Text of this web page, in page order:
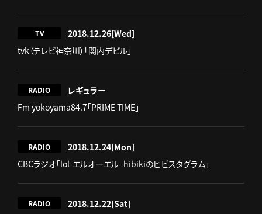
TV 2018.12.26[Wed]
tvk（テレビ神奈川）「関内デビル」
RADIO
レギュラー
Fm yokoyama84.7「PRIME TIME」
RADIO 2018.12.24[Mon]
CBCラジオ「lol-エルオーエル- hibikiのヒビスタグラム」
RADIO 2018.12.22[Sat]